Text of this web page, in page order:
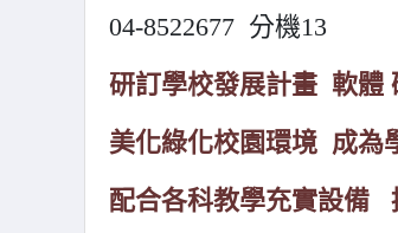
04-8522677 分機13
研訂學校發展計畫 軟體
美化綠化校園環境 成為
配合各科教學充實設備